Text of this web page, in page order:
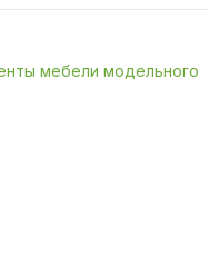
мебели модельного